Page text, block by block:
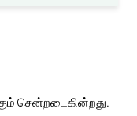
சென்றடைகின்றது.